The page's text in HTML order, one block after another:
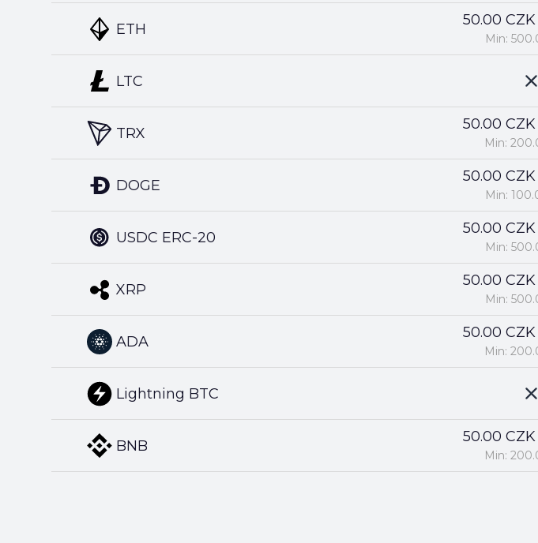
ETH
LTC
TRX
DOGE
USDC ERC-20
XRP
ADA
Lightning BTC
BNB
50.00 CZK
Min:
50.00 CZK
Min:
50.00 CZK
Min:
50.00 CZK
Min:
50.00 CZK
Min:
50.00 CZK
Min:
50.00 CZK
Min: